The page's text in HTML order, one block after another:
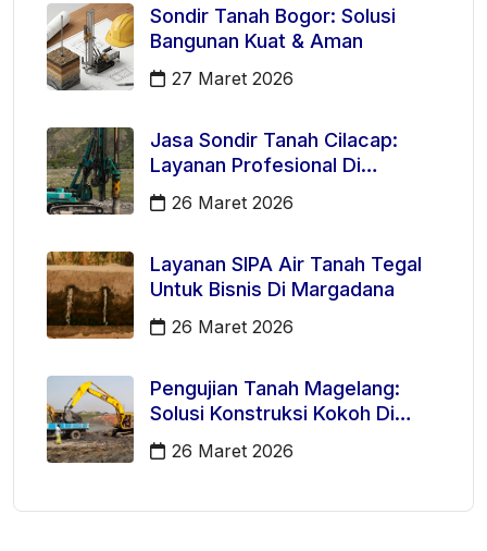
Sondir Tanah Bogor: Solusi
Bangunan Kuat & Aman
27 Maret 2026
Jasa Sondir Tanah Cilacap:
Layanan Profesional Di
Kecamatan Majenang
26 Maret 2026
Layanan SIPA Air Tanah Tegal
Untuk Bisnis Di Margadana
26 Maret 2026
Pengujian Tanah Magelang:
Solusi Konstruksi Kokoh Di
Mertoyudan
26 Maret 2026